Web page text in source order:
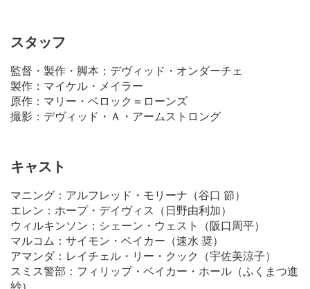
スタッフ
監督・製作・脚本：デヴィッド・オンダーチェ
製作：マイケル・メイラー
原作：マリー・ベロック＝ローンズ
撮影：デヴィッド・Ａ・アームストロング
キャスト
マニング：アルフレッド・モリーナ（谷口 節）
エレン：ホープ・デイヴィス（日野由利加）
ウィルキンソン：シェーン・ウェスト（阪口周平）
マルコム：サイモン・ベイカー（速水 奨）
アマンダ：レイチェル・リー・クック（宇佐美涼子）
スミス警部：フィリップ・ベイカー・ホール（ふくまつ進
紗）